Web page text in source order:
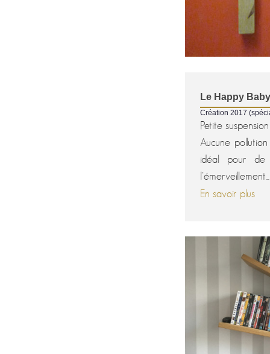
Le Happy
Création 2017
Petite
Aucune
idéal pour de
l’émerveillement...
En savoir plus